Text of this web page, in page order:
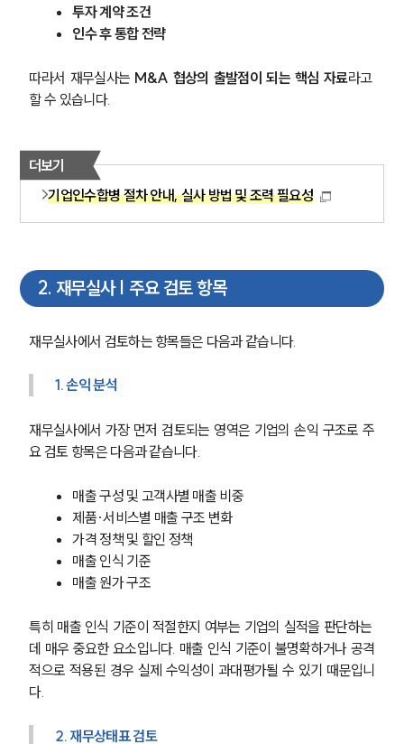
투자 계약 조건
인수 후 통합 전략
따라서 재무실사는 M&A 협상의 출발점이 되는 핵심 자료라고
할 수 있습니다.
더보기
기업인수합병 절차 안내, 실사 방법 및 조력 필요성
2. 재무실사 | 주요 검토 항목
재무실사에서 검토하는 항목들은 다음과 같습니다.
1. 손익 분석
재무실사에서 가장 먼저 검토되는 영역은 기업의 손익 구조로 주
요 검토 항목은 다음과 같습니다.
매출 구성 및 고객사별 매출 비중
제품·서비스별 매출 구조 변화
가격 정책 및 할인 정책
매출 인식 기준
매출 원가 구조
특히 매출 인식 기준이 적절한지 여부는 기업의 실적을 판단하는
데 매우 중요한 요소입니다. 매출 인식 기준이 불명확하거나 공격
적으로 적용된 경우 실제 수익성이 과대평가될 수 있기 때문입니
다.
2. 재무상태표 검토